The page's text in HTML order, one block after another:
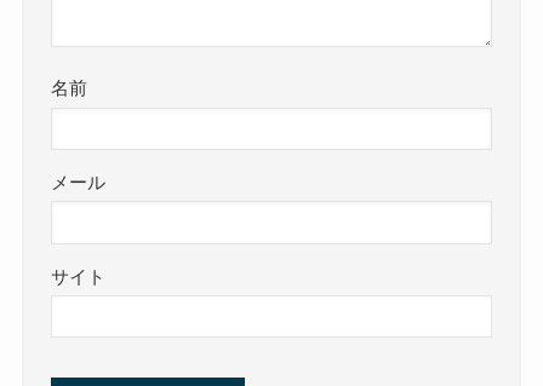
名前
メール
サイト